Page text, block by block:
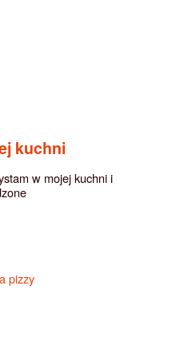
kuchni
w mojej kuchni i
pizzy